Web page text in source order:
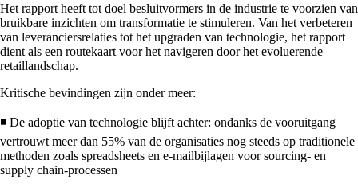
Het rapport heeft tot doel besluitvormers in de industrie te voorzien van
bruikbare inzichten om transformatie te stimuleren. Van het verbeteren
van leveranciersrelaties tot het upgraden van technologie, het rapport
dient als een routekaart voor het navigeren door het evoluerende
retaillandschap.
Kritische bevindingen zijn onder meer:
◾ De adoptie van technologie blijft achter: ondanks de vooruitgang
vertrouwt meer dan 55% van de organisaties nog steeds op traditionele
methoden zoals spreadsheets en e-mailbijlagen voor sourcing- en
supply chain-processen